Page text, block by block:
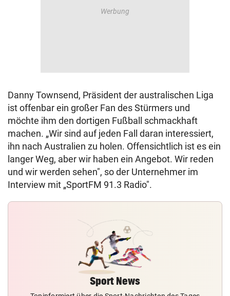
Danny Townsend, Präsident der australischen Liga
ist offenbar ein großer Fan des Stürmers und
möchte ihm den dortigen Fußball schmackhaft
machen. „Wir sind auf jeden Fall daran interessiert,
ihn nach Australien zu holen. Offensichtlich ist es ein
langer Weg, aber wir haben ein Angebot. Wir reden
und wir werden sehen", so der Unternehmer im
Interview mit „SportFM 91.3 Radio".
Sport News